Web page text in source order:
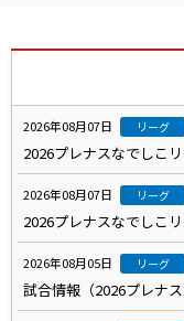
2026年08月07日 リーグ
2026プレナスなでしこ
2026年08月07日 リーグ
2026プレナスなでしこ
2026年08月05日 リーグ
試合情報（2026プレナ